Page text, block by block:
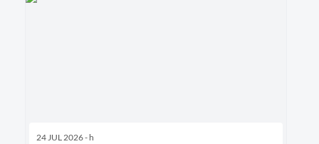
24 JUL 2026 - h